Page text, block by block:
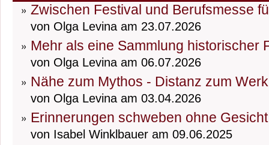
Zwischen Festival und Berufsmesse
von Olga Levina am 23.07.2026
Mehr als eine Sammlung historischer
von Olga Levina am 06.07.2026
Nähe zum Mythos - Distanz zum Werk
von Olga Levina am 03.04.2026
Erinnerungen schweben ohne Gesicht
von Isabel Winklbauer am 09.06.2025